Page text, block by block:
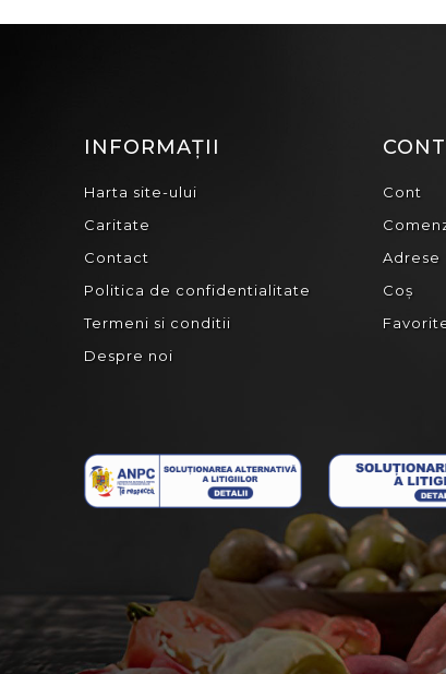
INFORMAȚII
Harta site-ului
Caritate
Contact
Politica de confidentialitate
Termeni si conditii
Despre noi
Cont
Adrese
Coș